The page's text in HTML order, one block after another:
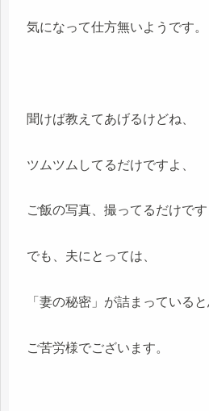
気になって仕方無いようです。
聞けば教えてあげるけどね、
ツムツムしてるだけですよ、
ご飯の写真、撮ってるだけです
でも、夫にとっては、
「妻の秘密」が詰まっている
ご苦労様でございます。